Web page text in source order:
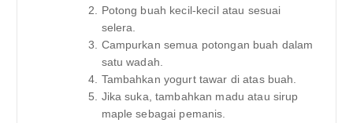
Potong buah kecil-kecil atau sesuai
selera.
Campurkan semua potongan buah dalam
satu wadah.
Tambahkan yogurt tawar di atas buah.
Jika suka, tambahkan madu atau sirup
maple sebagai pemanis.